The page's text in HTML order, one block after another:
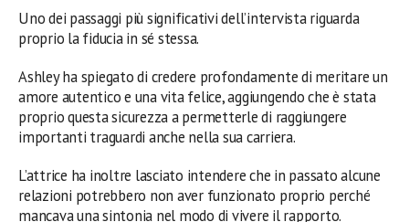
Uno dei passaggi più significativi dell’intervista riguarda
proprio la fiducia in sé stessa.
Ashley ha spiegato di credere profondamente di meritare un
amore autentico e una vita felice, aggiungendo che è stata
proprio questa sicurezza a permetterle di raggiungere
importanti traguardi anche nella sua carriera.
L’attrice ha inoltre lasciato intendere che in passato alcune
relazioni potrebbero non aver funzionato proprio perché
mancava una sintonia nel modo di vivere il rapporto.